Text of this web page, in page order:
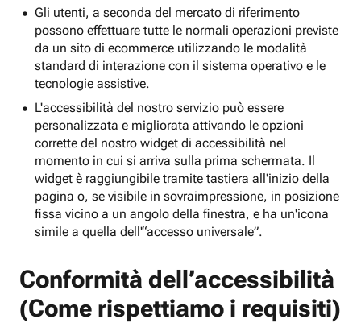
Gli utenti, a seconda del mercato di riferimento
possono effettuare tutte le normali operazioni previste
da un sito di ecommerce utilizzando le modalità
standard di interazione con il sistema operativo e le
tecnologie assistive.
L'accessibilità del nostro servizio può essere
personalizzata e migliorata attivando le opzioni
corrette del nostro widget di accessibilità nel
momento in cui si arriva sulla prima schermata. Il
widget è raggiungibile tramite tastiera all'inizio della
pagina o, se visibile in sovraimpressione, in posizione
fissa vicino a un angolo della finestra, e ha un'icona
simile a quella dell'“accesso universale”.
Conformità dell’accessibilità
(Come rispettiamo i requisiti)